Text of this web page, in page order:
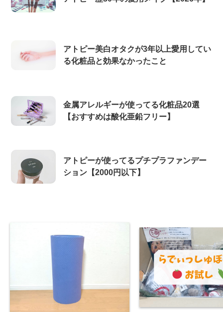
アトピー美白オタクが3年以上愛用してい
る化粧品と効果なかったこと
金属アレルギーが使ってる化粧品20選
【おすすめは酸化亜鉛フリー】
アトピーが使ってるプチプラファンデー
ション【2000円以下】